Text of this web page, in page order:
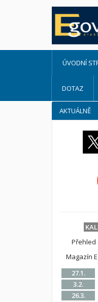
ÚVODNÍ
DOTAZ
AKTUÁLNĚ
Přehled
Magazín
27.1.
3.2.
26.3.